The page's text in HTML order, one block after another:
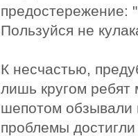
предостережение:
Пользуйся не
К несчастью,
лишь кругом ребят
шепотом обзывали
проблемы